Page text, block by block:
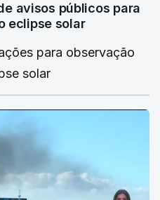
avisos públicos para
eclipse solar
para observação
solar